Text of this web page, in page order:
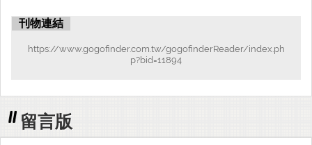
刊物連結
https://www.gogofinder.com.tw/gogofinderReader/index.ph
p?bid=11894
留言版